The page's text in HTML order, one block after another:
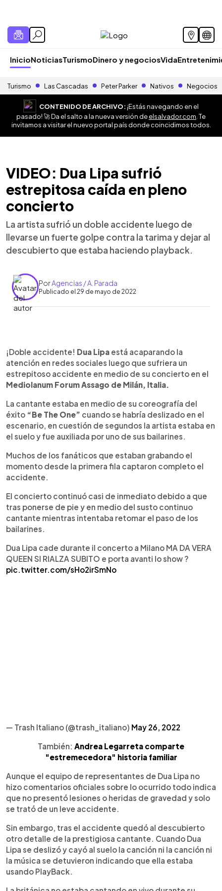
InicioNoticiasTurismoDinero y negociosVida
Turismo Las Cascadas Peter Parker Nativos Negocios
CONTENIDO DE ARCHIVO:¡Estás navegando en el
pasado! 🚀 Da el salto a la nueva versión deelsalvador.com . Te
invitamos a visitar el nuevo portal país donde coincidimos todos.
VIDEO: Dua Lipa sufrió
estrepitosa caída en pleno
concierto
La artista sufrió un doble accidente luego de
llevarse un fuerte golpe contra la tarima y dejar al
descubierto que estaba haciendo playback.
PorAgencias / A. Parada
Publicado el 29 de mayo de 2022
Escuchar artículo
¡Doble accidente! Dua Lipa está acaparando la
atención en redes sociales luego que sufriera un
estrepitoso accidente en medio de su concierto en el
Mediolanum Forum Assago de Milán, Italia.
La cantante estaba en medio de su coreografía del
éxito “Be The One” cuando se habría deslizado en el
escenario, en cuestión de segundos la artista estaba en
el suelo y fue auxiliada por uno de sus bailarines.
Muchos de los fanáticos que estaban grabando el
momento desde la primera fila captaron completo el
accidente.
El concierto continuó casi de inmediato debido a que
tras ponerse de pie y en medio del susto continuo
cantante mientras intentaba retomar el paso de los
bailarines.
Dua Lipa cade durante il concerto a Milano MA DA VERA
QUEEN SI RIALZA SUBITO e porta avanti lo show ?
pic.twitter.com/sHo2irSmNo
— Trash Italiano (@trash_italiano) May 26, 2022
También: Andrea Legarreta comparte
"estremecedora" historia familiar
Aunque el equipo de representantes de Dua Lipa no
hizo comentarios oficiales sobre lo ocurrido todo indica
que no presentó lesiones o heridas de gravedad y solo
se trató de un leve accidente.
Sin embargo, tras el accidente quedó al descubierto
otro detalle de la prestigiosa cantante. Cuando Dua
Lipa se deslizó y cayó al suelo la canción ni la canción ni
la música se detuvieron indicando que ella estaba
usando PlayBack.